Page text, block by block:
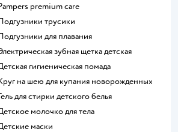
pampers premium care
подгузники трусики
подгузники для плавания
электрическая зубная щетка детская
детская гигиеническая помада
круг на шею для купания новорожденных
гель для стирки детского белья
детское молочко для тела
детские маски